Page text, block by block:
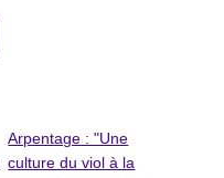
Arpentage : "Une
culture du viol à la